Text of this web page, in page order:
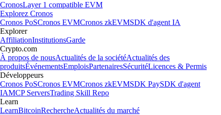
CronosLayer 1 compatible EVM
Explorez Cronos
Cronos PoSCronos EVMCronos zkEVMSDK d'agent IA
Explorer
AffiliationInstitutionsGarde
Crypto.com
À propos de nousActualités de la sociétéActualités des
produitsÉvénementsEmploisPartenairesSécuritéLicences & Permis
Développeurs
Cronos PoSCronos EVMCronos zkEVMSDK PaySDK d'agent
IAMCP ServersTrading Skill Repo
Learn
LearnBitcoinRechercheActualités du marché